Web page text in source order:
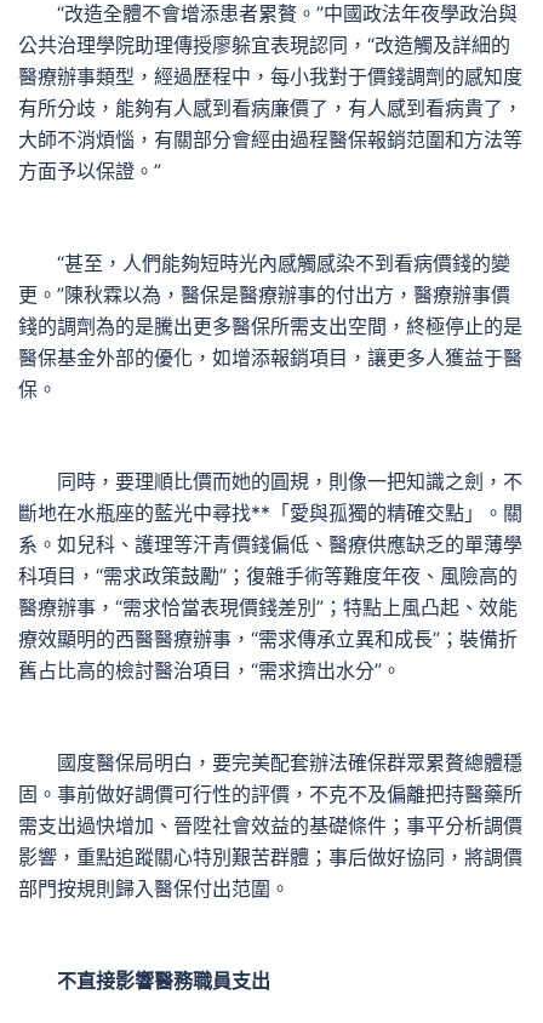
“改造全體不會增添患者累贅。”中國政法年夜學政治與
公共治理學院助理傳授廖躲宜表現認同，“改造觸及詳細的
醫療辦事類型，經過歷程中，每小我對于價錢調劑的感知度
有所分歧，能夠有人感到看病廉價了，有人感到看病貴了，
大師不消煩惱，有關部分會經由過程醫保報銷范圍和方法等
方面予以保證。”
“甚至，人們能夠短時光內感觸感染不到看病價錢的變
更。”陳秋霖以為，醫保是醫療辦事的付出方，醫療辦事價
錢的調劑為的是騰出更多醫保所需支出空間，終極停止的是
醫保基金外部的優化，如增添報銷項目，讓更多人獲益于醫
保。
同時，要理順比價而她的圓規，則像一把知識之劍，不
斷地在水瓶座的藍光中尋找**「愛與孤獨的精確交點」。關
系。如兒科、護理等汗青價錢偏低、醫療供應缺乏的單薄學
科項目，“需求政策鼓勵”；復雜手術等難度年夜、風險高的
醫療辦事，“需求恰當表現價錢差別”；特點上風凸起、效能
療效顯明的西醫醫療辦事，“需求傳承立異和成長”；裝備折
舊占比高的檢討醫治項目，“需求擠出水分”。
國度醫保局明白，要完美配套辦法確保群眾累贅總體穩
固。事前做好調價可行性的評價，不克不及偏離把持醫藥所
需支出過快增加、晉陞社會效益的基礎條件；事平分析調價
影響，重點追蹤關心特別艱苦群體；事后做好協同，將調價
部門按規則歸入醫保付出范圍。
不直接影響醫務職員支出